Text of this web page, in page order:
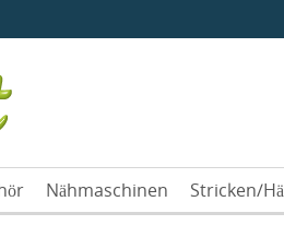
Nähmaschinen Stricken/